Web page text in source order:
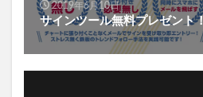
2019年6月10日
サインツール無料プレゼント！